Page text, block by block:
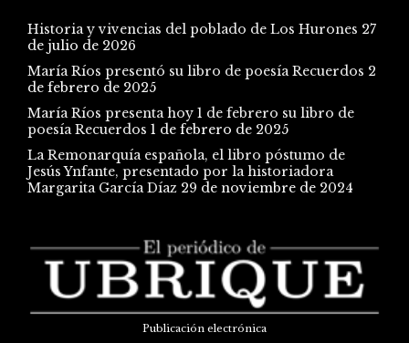
Historia y vivencias del poblado de Los Hurones 27
de julio de 2026
María Ríos presentó su libro de poesía Recuerdos 2
de febrero de 2025
María Ríos presenta hoy 1 de febrero su libro de
poesía Recuerdos 1 de febrero de 2025
La Remonarquía española, el libro póstumo de
Jesús Ynfante, presentado por la historiadora
Margarita García Díaz 29 de noviembre de 2024
Publicación electrónica